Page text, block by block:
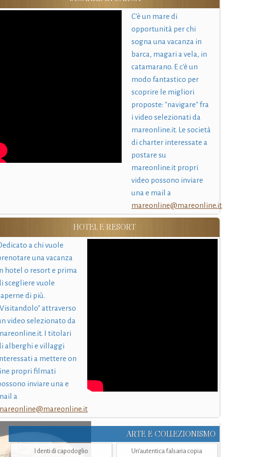
C'è un mare di
opportunità per chi
sogna una vacanza in
barca, magari a vela, in
catamarano. E c'è un
modo fantastico per
scoprire le migliori
proposte: "navigare" fra
i video selezionati da
mareonline.it. Le società
di charter interessate a
postare su
mareonline.it propri
video possono inviare
una e mail a
mareonline@mareonline.it
HOTEL E RESORT
a chi vuole
una vacanza
hotel o resort e prima
scegliere vuole
di più.
attraverso
video selezionato da
I titolari
alberghi e villaggi
a mettere on
line propri filmati
inviare una e
a
ARTE E COLLEZIONISMO
I denti di capodoglio
Un’autentica falsaria copia